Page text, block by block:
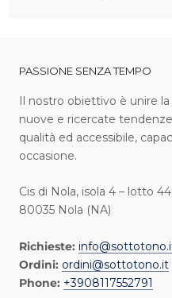
PASSIONE SENZA TEMPO
I l nostro obiettivo è unire
nuove e ricercate
qualità ed accessibile,
occasione.
Cis di Nola, isola 4 – lotto
80035 Nola (NA)
Richieste:
Ordini: ordini@sottotono.it
Phone: +3908117552791